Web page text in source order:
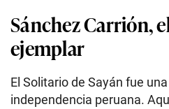
Sánchez Carrión,
ejemplar
El Solitario de Sayán fue
independencia peruana.